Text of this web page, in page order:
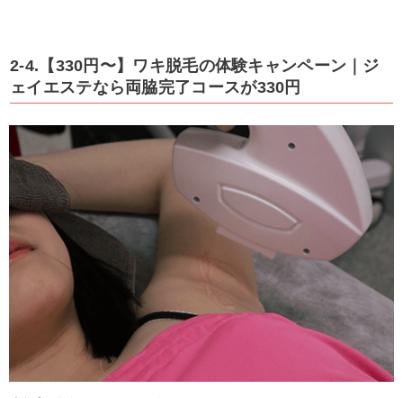
2-4.【330円〜】ワキ脱毛の体験キャンペーン｜ジ
ェイエステなら両脇完了コースが330円